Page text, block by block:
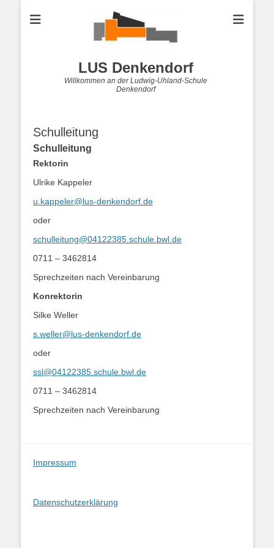
LUS Denkendorf
Willkommen an der Ludwig-Uhland-Schule
Denkendorf
Schulleitung
Schulleitung
Rektorin
Ulrike Kappeler
u.kappeler@lus-denkendorf.de
oder
schulleitung@04122385.schule.bwl.de
0711 – 3462814
Sprechzeiten nach Vereinbarung
Konrektorin
Silke Weller
s.weller@lus-denkendorf.de
oder
ssl@04122385.schule.bwl.de
0711 – 3462814
Sprechzeiten nach Vereinbarung
Impressum
Datenschutzerklärung